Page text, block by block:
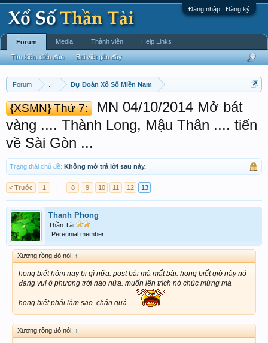
Đăng nhập | Đăng ký
Forum Dự Đoán Xổ Số Miền Nam
{XSMN} Thứ 7:
MN 04/10/2014 Mở bát
vàng .... Thành Long, Mậu Thân .... tiến
về Sài Gòn ...
Trạng thái chủ đề: Không mở trả lời sau này.
< Trước 1 ← 8 9 10 11 12 13
Thanh Phong
Thần Tài
Perennial member
Xương rồng đỏ nói: ↑
hong biết hôm nay bị gì nữa. post bài mà mất bài. hong biết giờ này nó
đang vui ở phương trời nào nữa. muốn lên trích nó chúc mừng mà
hong biết phải làm sao. chán quá.
Xương rồng đỏ nói: ↑
Forum
Tìm kiếm diễn đàn Bài viết gần đây
Media Thành viên Help Links